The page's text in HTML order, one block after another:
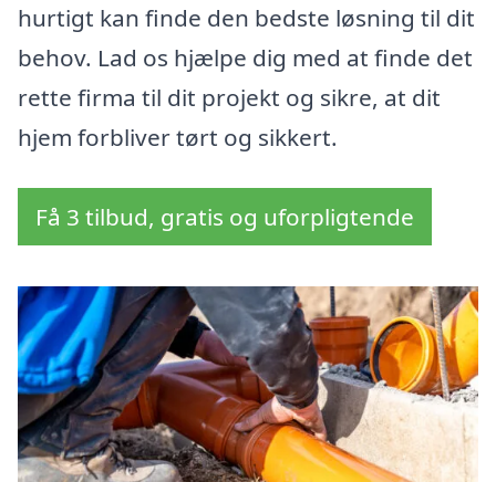
hurtigt kan finde den bedste løsning til dit
behov. Lad os hjælpe dig med at finde det
rette firma til dit projekt og sikre, at dit
hjem forbliver tørt og sikkert.
Få 3 tilbud, gratis og uforpligtende